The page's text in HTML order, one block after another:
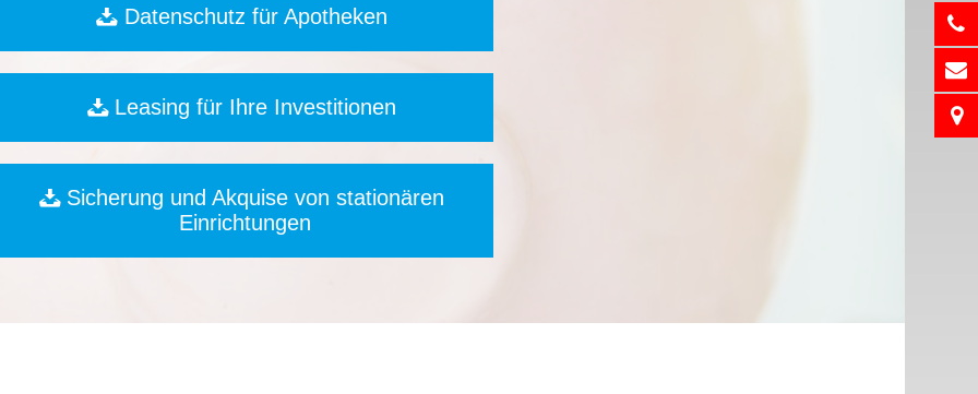
Datenschutz für Apotheken
Leasing für Ihre Investitionen
Sicherung und Akquise von stationären
Einrichtungen